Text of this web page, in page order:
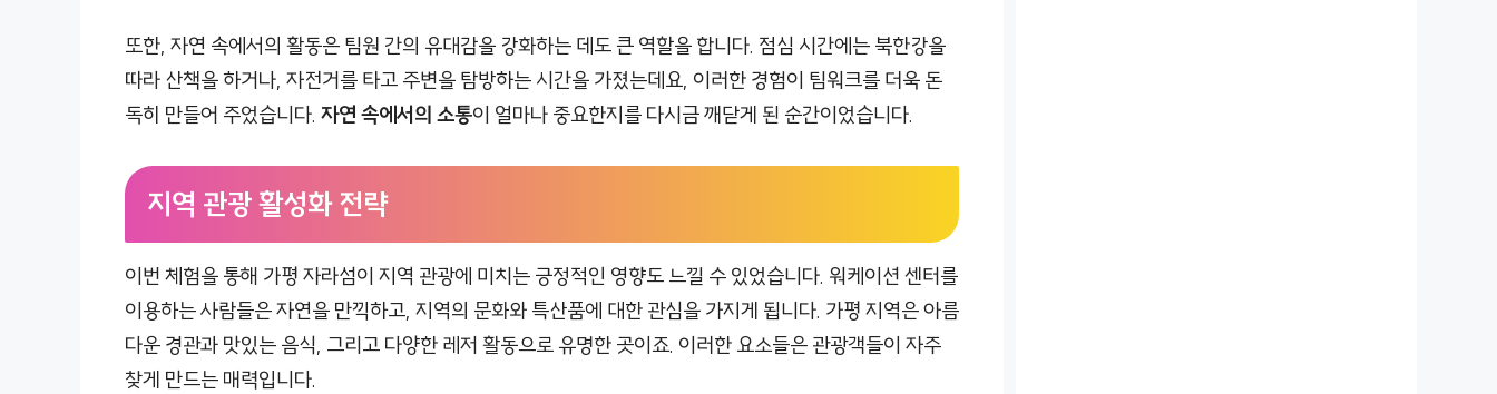
또한, 자연 속에서의 활동은 팀원 간의 유대감을 강화하는 데도 큰 역할을 합니다. 점심 시간에는 북한강을
따라 산책을 하거나, 자전거를 타고 주변을 탐방하는 시간을 가졌는데요, 이러한 경험이 팀워크를 더욱 돈
독히 만들어 주었습니다. 자연 속에서의 소통이 얼마나 중요한지를 다시금 깨닫게 된 순간이었습니다.
지역 관광 활성화 전략
이번 체험을 통해 가평 자라섬이 지역 관광에 미치는 긍정적인 영향도 느낄 수 있었습니다. 워케이션 센터를
이용하는 사람들은 자연을 만끽하고, 지역의 문화와 특산품에 대한 관심을 가지게 됩니다. 가평 지역은 아름
다운 경관과 맛있는 음식, 그리고 다양한 레저 활동으로 유명한 곳이죠. 이러한 요소들은 관광객들이 자주
찾게 만드는 매력입니다.